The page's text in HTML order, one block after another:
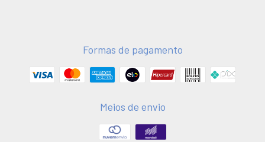
Formas de pagamento
Meios de envio